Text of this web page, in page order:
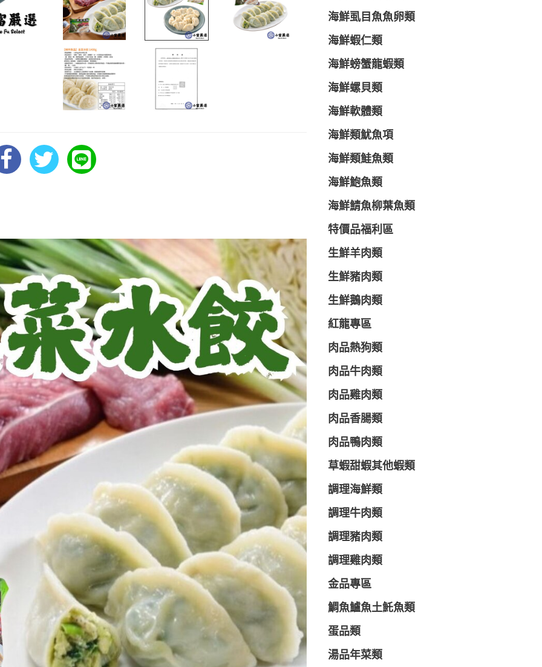
海鮮虱目魚魚卵類
海鮮蝦仁類
海鮮螃蟹龍蝦類
海鮮螺貝類
海鮮軟體類
海鮮類魷魚項
海鮮類鮭魚類
海鮮鮑魚類
海鮮鯖魚柳葉魚類
特價品福利區
生鮮羊肉類
生鮮豬肉類
生鮮鵝肉類
紅龍專區
肉品熱狗類
肉品牛肉類
肉品雞肉類
肉品香腸類
肉品鴨肉類
草蝦甜蝦其他蝦類
調理海鮮類
調理牛肉類
調理豬肉類
調理雞肉類
金品專區
鯛魚鱸魚土魠魚類
蛋品類
湯品年菜類